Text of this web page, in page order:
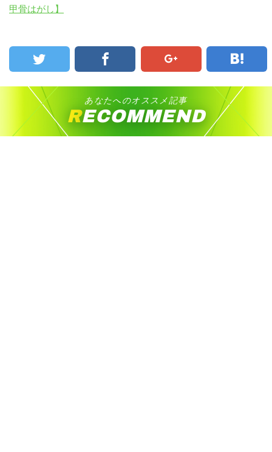
甲骨はがし】
あなたへのオススメ記事
RECOMMEND